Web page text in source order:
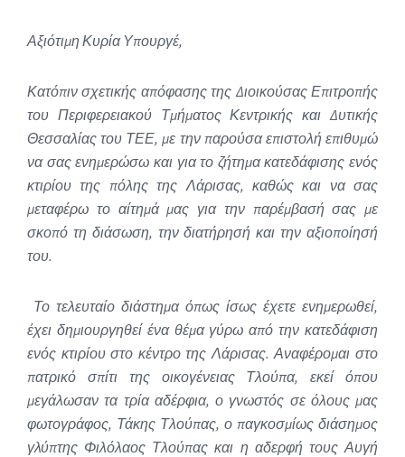
Αξιότιμη Κυρία Υπουργέ,
Κατόπιν σχετικής απόφασης της Διοικούσας Επιτροπής
του Περιφερειακού Τμήματος Κεντρικής και Δυτικής
Θεσσαλίας του ΤΕΕ, με την παρούσα επιστολή επιθυμώ
να σας ενημερώσω και για το ζήτημα κατεδάφισης ενός
κτιρίου της πόλης της Λάρισας, καθώς και να σας
μεταφέρω το αίτημά μας για την παρέμβασή σας με
σκοπό τη διάσωση, την διατήρησή και την αξιοποίησή
του.
Το τελευταίο διάστημα όπως ίσως έχετε ενημερωθεί,
έχει δημιουργηθεί ένα θέμα γύρω από την κατεδάφιση
ενός κτιρίου στο κέντρο της Λάρισας. Αναφέρομαι στο
πατρικό σπίτι της οικογένειας Τλούπα, εκεί όπου
μεγάλωσαν τα τρία αδέρφια, ο γνωστός σε όλους μας
φωτογράφος, Τάκης Τλούπας, ο παγκοσμίως διάσημος
γλύπτης Φιλόλαος Τλούπας και η αδερφή τους Αυγή